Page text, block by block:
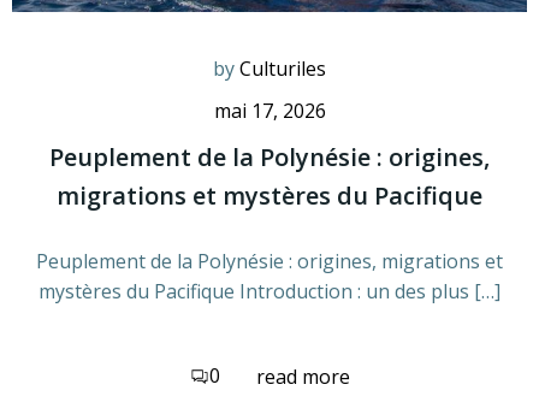
byCulturiles
mai 17, 2026
Peuplement de la Polynésie : origines,
migrations et mystères du Pacifique
Peuplement de la Polynésie : origines, migrations et
mystères du Pacifique Introduction : un des plus […]
0 read more